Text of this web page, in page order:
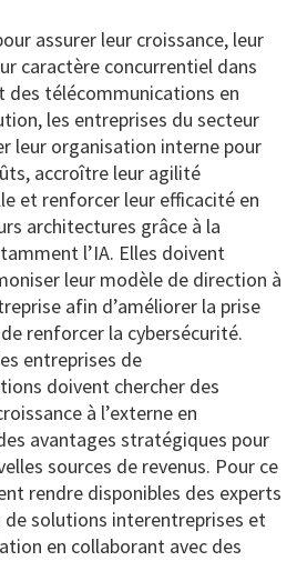
assurer leur croissance, leur
caractère concurrentiel dans
des télécommunications en
les entreprises du secteur
leur organisation interne pour
accroître leur agilité
et renforcer leur efficacité en
architectures grâce à la
l’IA. Elles doivent
leur modèle de direction à
afin d’améliorer la prise
renforcer la cybersécurité.
entreprises de
doivent chercher des
à l’externe en
avantages stratégiques pour
sources de revenus. Pour ce
rendre disponibles des experts
de solutions interentreprises et
en collaborant avec des